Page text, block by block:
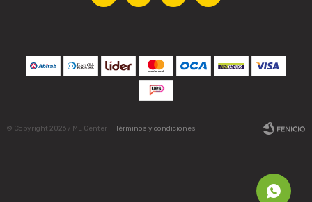
© Copyright 2026 / ML Center Términos y condiciones